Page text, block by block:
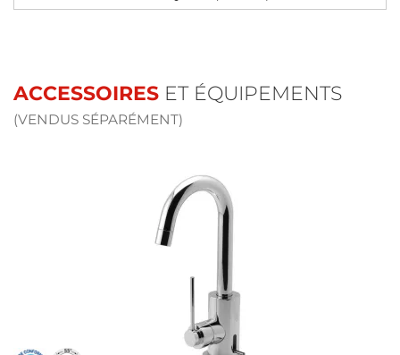
ACCESSOIRES ET ÉQUIPEMENTS
(VENDUS SÉPARÉMENT)